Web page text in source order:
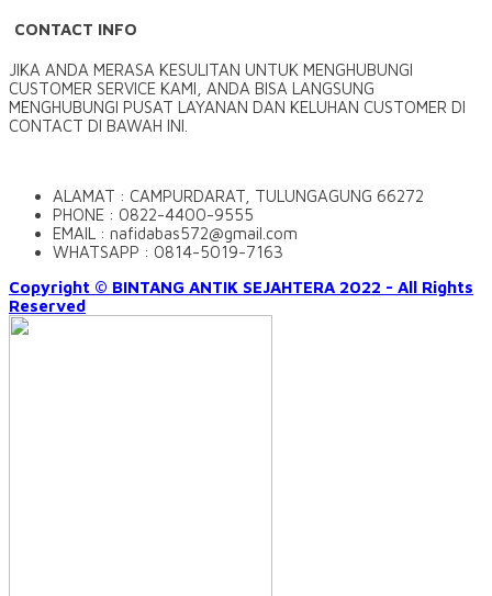
CONTACT INFO
JIKA ANDA MERASA KESULITAN UNTUK MENGHUBUNGI
CUSTOMER SERVICE KAMI, ANDA BISA LANGSUNG
MENGHUBUNGI PUSAT LAYANAN DAN KELUHAN CUSTOMER DI
CONTACT DI BAWAH INI.
ALAMAT : CAMPURDARAT, TULUNGAGUNG 66272
PHONE : 0822-4400-9555
EMAIL : nafidabas572@gmail.com
WHATSAPP : 0814-5019-7163
Copyright © BINTANG ANTIK SEJAHTERA 2022 - All Rights
Reserved